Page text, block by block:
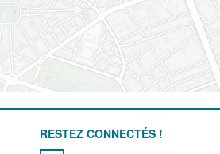
RESTEZ CONNECTÉS !